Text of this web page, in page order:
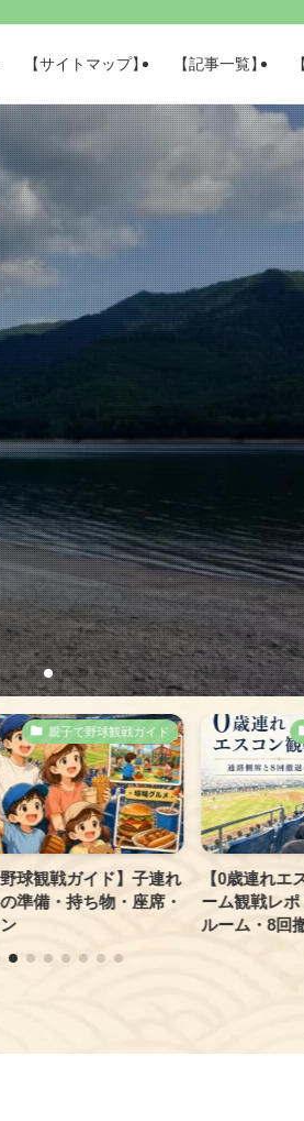
【サイトマップ】 【記事一覧】
親子で野球観戦ガイド
野球観戦ガイド】子連れ
準備・持ち物・座席・
【0歳連れエ
ーム観戦レ
ルーム・8回